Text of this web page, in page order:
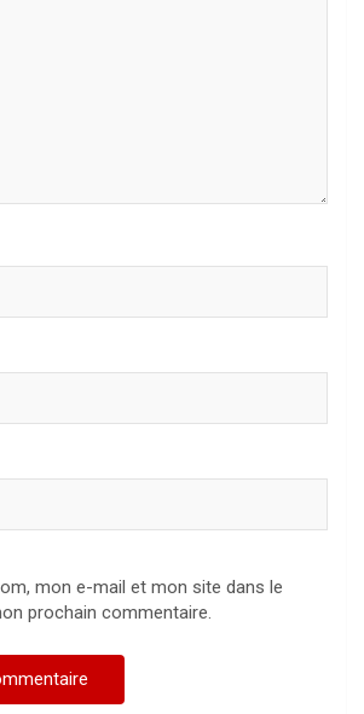
mon e-mail et mon site dans le
prochain commentaire.